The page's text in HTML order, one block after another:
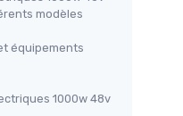
modèles
équipements
1000w 48v